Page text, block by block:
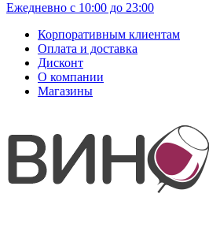
Ежедневно с 10:00 до 23:00
Корпоративным клиентам
Оплата и доставка
Дисконт
О компании
Магазины